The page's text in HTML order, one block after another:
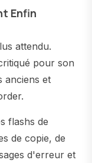
Enfin
attendu.
pour son
anciens et
flashs de
de copie, de
d'erreur et